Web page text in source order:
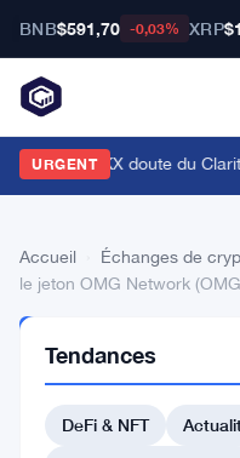
BNB$591,70 -0,03% XRP
URGENT
cadre d'OKX doute du
Accueil Échanges de
le jeton OMG Network
CRYPTOMONNAIES
Tendances
DeFi & NFT